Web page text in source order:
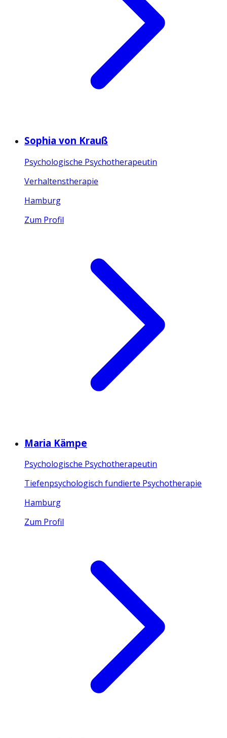
Sophia von Krauß
Psychologische Psychotherapeutin
Verhaltenstherapie
Hamburg
Zum Profil
Maria Kämpe
Psychologische Psychotherapeutin
Tiefenpsychologisch fundierte Psychotherapie
Hamburg
Zum Profil